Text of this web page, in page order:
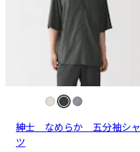
紳士 なめらか 五分袖シャ
ツ